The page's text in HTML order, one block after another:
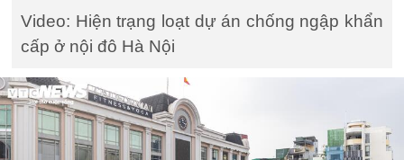
Video: Hiện trạng loạt dự án chống ngập khẩn
cấp ở nội đô Hà Nội